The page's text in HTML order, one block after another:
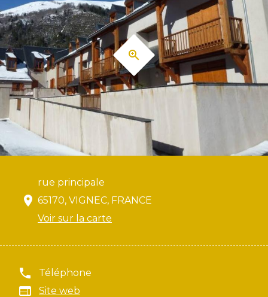
rue principale
65170, VIGNEC, FRANCE
Voir sur la carte
Téléphone
Site web